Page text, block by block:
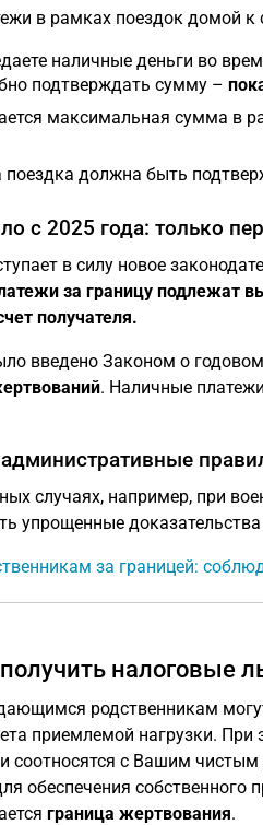
в рамках поездок домой
наличные деньги во
подтверждать сумму –
максимальная сумма в
поездка должна быть
с 2025 года: только
в силу новое
за границу подлежат
получателя.
введено Законом о годовом
. Наличные
случаях, например, при
упрощенные
за границей:
получить
родственникам
приемлемой нагрузки.
соотносятся с Вашим
обеспечения собственного
граница жертвования.